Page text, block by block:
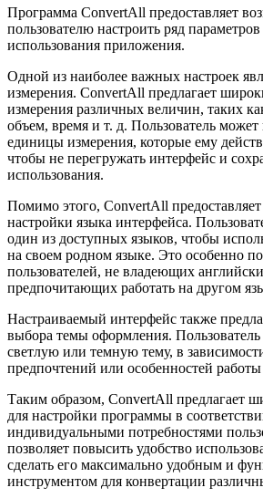
Программа ConvertAll предоставляет
пользователю настроить ряд
использования приложения.
Одной из наиболее важных настроек
измерения. ConvertAll предлагает
измерения различных величин, таких
объем, время и т. д. Пользователь может
единицы измерения, которые ему
чтобы не перегружать интерфейс и
использования.
Помимо этого, ConvertAll
настройки языка интерфейса.
один из доступных языков, чтобы
на своем родном языке. Это особенно
пользователей, не владеющих
предпочитающих работать на другом
Настраиваемый интерфейс также
выбора темы оформления.
светлую или темную тему, в
предпочтений или особенностей
Таким образом, ConvertAll предлагает
для настройки программы в
индивидуальными потребностями
позволяет повысить удобство
сделать его максимально удобным и
инструментом для конвертации